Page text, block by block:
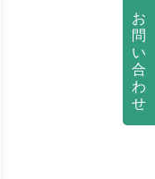
お
問
い
合
わ
せ